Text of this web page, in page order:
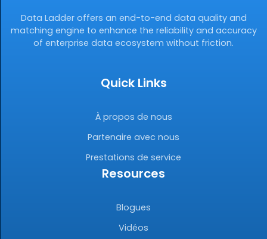
Data Ladder offers an end-to-end data quality and
matching engine to enhance the reliability and accuracy
of enterprise data ecosystem without friction.
Quick Links
À propos de nous
Partenaire avec nous
Prestations de service
Resources
Blogues
Vidéos